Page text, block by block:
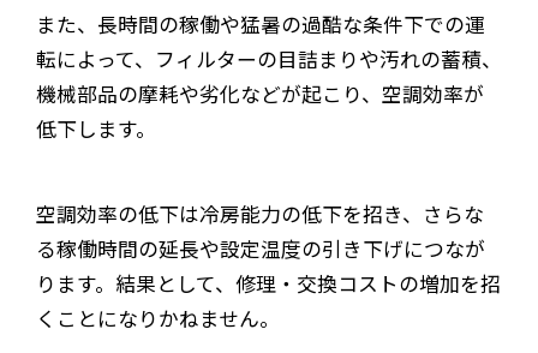
また、長時間の稼働や猛暑の過酷な条件下での運
転によって、フィルターの目詰まりや汚れの蓄積、
機械部品の摩耗や劣化などが起こり、空調効率が
低下します。
空調効率の低下は冷房能力の低下を招き、さらな
る稼働時間の延長や設定温度の引き下げにつなが
ります。結果として、修理・交換コストの増加を招
くことになりかねません。